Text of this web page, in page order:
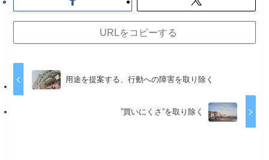
URLをコピーする
用途を提案する、行動への障害を取り除く
”買いにくさ”を取り除く